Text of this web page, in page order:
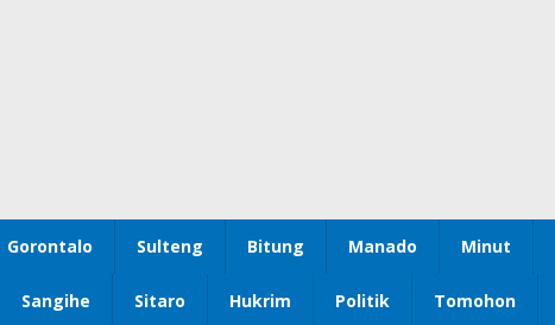
Gorontalo Sulteng Bitung Manado Minut
Sangihe Sitaro Hukrim Politik Tomohon